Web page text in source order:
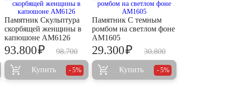
Памятник Скульптура
скорбящей женщины в
капюшоне AM6126
98.700
93.800₽
Купить 5%
Памятник С темным
ромбом на светлом фоне
AM1605
30.800
29.300₽
Купить 5%